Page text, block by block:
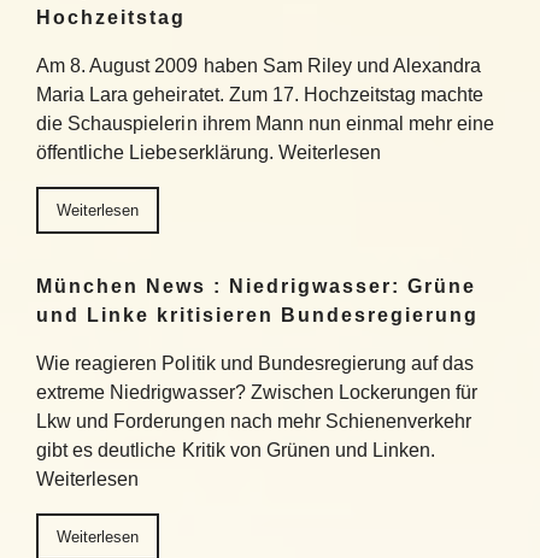
Hochzeitstag
Am 8. August 2009 haben Sam Riley und Alexandra
Maria Lara geheiratet. Zum 17. Hochzeitstag machte
die Schauspielerin ihrem Mann nun einmal mehr eine
öffentliche Liebeserklärung. Weiterlesen
Weiterlesen
München News : Niedrigwasser: Grüne
und Linke kritisieren Bundesregierung
Wie reagieren Politik und Bundesregierung auf das
extreme Niedrigwasser? Zwischen Lockerungen für
Lkw und Forderungen nach mehr Schienenverkehr
gibt es deutliche Kritik von Grünen und Linken.
Weiterlesen
Weiterlesen